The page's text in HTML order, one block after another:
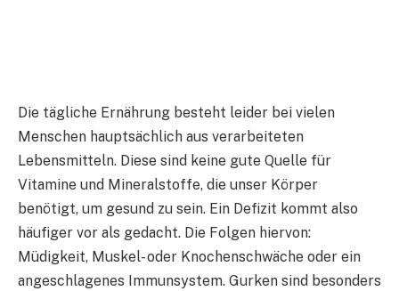
Die tägliche Ernährung besteht leider bei vielen
Menschen hauptsächlich aus verarbeiteten
Lebensmitteln. Diese sind keine gute Quelle für
Vitamine und Mineralstoffe, die unser Körper
benötigt, um gesund zu sein. Ein Defizit kommt also
häufiger vor als gedacht. Die Folgen hiervon:
Müdigkeit, Muskel- oder Knochenschwäche oder ein
angeschlagenes Immunsystem. Gurken sind besonders